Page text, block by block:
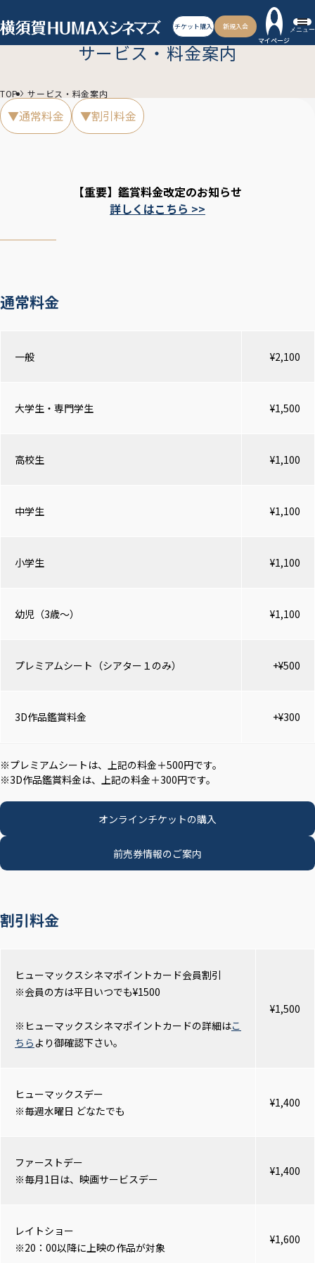
チケット購入
新規入会
マイページ
メニュー
サービス・料金案内
TOP サービス・料金案内
▼通常料金 ▼割引料金
【重要】鑑賞料金改定のお知らせ
詳しくはこちら >>
通常料金
一般 ¥2,100
大学生・専門学生 ¥1,500
高校生 ¥1,100
中学生 ¥1,100
小学生 ¥1,100
幼児（3歳～） ¥1,100
プレミアムシート（シアター１のみ） +¥500
3D作品鑑賞料金 +¥300
※プレミアムシートは、上記の料金＋500円です。
※3D作品鑑賞料金は、上記の料金＋300円です。
オンラインチケットの購入
前売券情報のご案内
割引料金
ヒューマックスシネマポイントカード会員割引
※会員の方は平日いつでも¥1500
※ヒューマックスシネマポイントカードの詳細はこ
ちら より御確認下さい。
¥1,500
ヒューマックスデー
※毎週水曜日 どなたでも
¥1,400
ファーストデー
※毎月1日は、映画サービスデー
¥1,400
レイトショー
※20：00以降に上映の作品が対象
¥1,600